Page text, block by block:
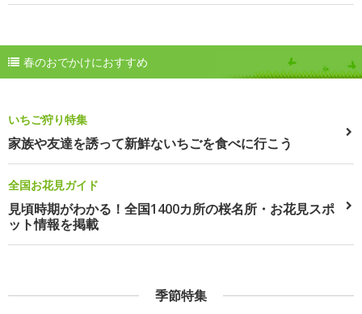
春のおでかけにおすすめ
いちご狩り特集
家族や友達を誘って新鮮ないちごを食べに行こう
全国お花見ガイド
見頃時期がわかる！全国1400カ所の桜名所・お花見スポ
ット情報を掲載
季節特集